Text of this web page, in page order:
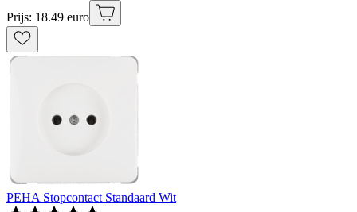
Prijs: 18.49 euro
PEHA Stopcontact Standaard Wit